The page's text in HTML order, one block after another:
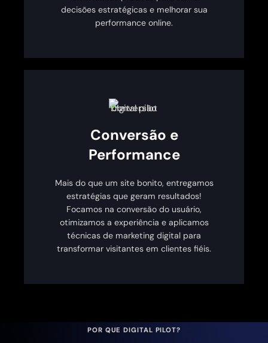
decisões estratégicas e melhorar sua
performance online.
Conversão e
Performance
Mais do que um site bonito, entregamos
estratégias que geram resultados!
Focamos na conversão do usuário,
otimizamos a experiência e aplicamos
técnicas de marketing digital para
transformar visitantes em clientes fiéis.
POR QUE DIGITAL PILOT?